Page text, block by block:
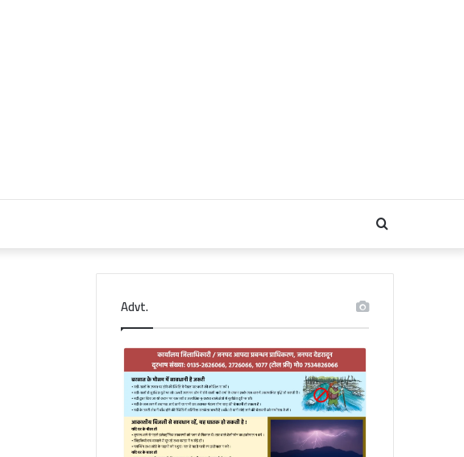
Search
for
Advt.